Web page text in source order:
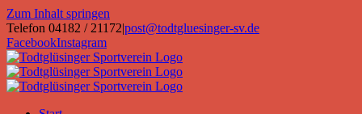
Zum Inhalt springen
Telefon 04182 / 21172|post@todtgluesinger-sv.de
FacebookInstagram